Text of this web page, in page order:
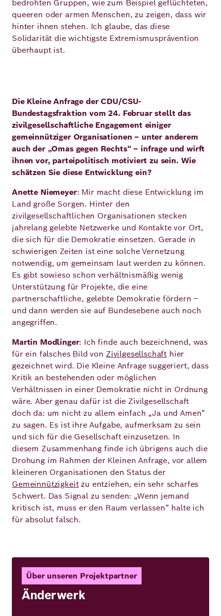
bedrohten Gruppen, wie zum Beispiel geflüchteten,
queeren oder armen Menschen, zu zeigen, dass wir
hinter ihnen stehen. Ich glaube, das diese
Solidarität die wichtigste Extremismusprävention
überhaupt ist.
Die Kleine Anfrage der CDU/CSU-
Bundestagsfraktion vom 24. Februar stellt das
zivilgesellschaftliche Engagement einiger
gemeinnütziger Organisationen – unter anderem
auch der „Omas gegen Rechts“ – infrage und wirft
ihnen vor, parteipolitisch motiviert zu sein. Wie
schätzen Sie diese Entwicklung ein?
Anette Niemeyer: Mir macht diese Entwicklung im
Land große Sorgen. Hinter den
zivilgesellschaftlichen Organisationen stecken
jahrelang gelebte Netzwerke und Kontakte vor Ort,
die sich für die Demokratie einsetzen. Gerade in
schwierigen Zeiten ist eine solche Vernetzung
notwendig, um gemeinsam laut werden zu können.
Es gibt sowieso schon verhältnismäßig wenig
Unterstützung für Projekte, die eine
partnerschaftliche, gelebte Demokratie fördern –
und dann werden sie auf Bundesebene auch noch
angegriffen.
Martin Modlinger: Ich finde auch bezeichnend, was
für ein falsches Bild von Zivilgesellschaft hier
gezeichnet wird. Die Kleine Anfrage suggeriert, dass
Kritik an bestehenden oder möglichen
Verhältnissen in einer Demokratie nicht in Ordnung
wäre. Aber genau dafür ist die Zivilgesellschaft
doch da: um nicht zu allem einfach „Ja und Amen“
zu sagen. Es ist ihre Aufgabe, aufmerksam zu sein
und sich für die Gesellschaft einzusetzen. In
diesem Zusammenhang finde ich übrigens auch die
Drohung im Rahmen der Kleinen Anfrage, vor allem
kleineren Organisationen den Status der
Gemeinnützigkeitzu entziehen, ein sehr scharfes
Schwert. Das Signal zu senden: „Wenn jemand
kritisch ist, muss er den Raum verlassen“ halte ich
für absolut falsch.
Über unseren Projektpartner
Änderwerk